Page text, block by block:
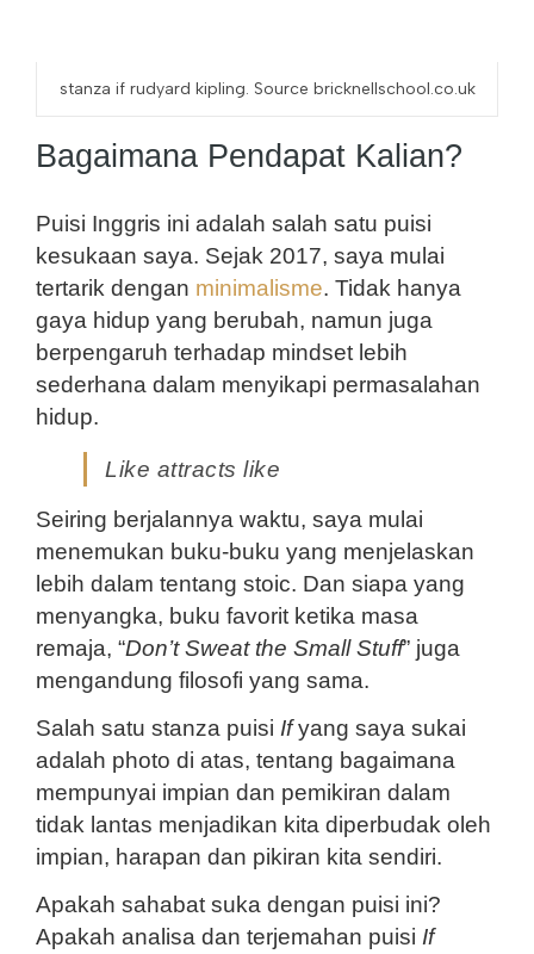
stanza if rudyard kipling. Source bricknellschool.co.uk
Bagaimana Pendapat Kalian?
Puisi Inggris ini adalah salah satu puisi
kesukaan saya. Sejak 2017, saya mulai
tertarik dengan minimalisme. Tidak hanya
gaya hidup yang berubah, namun juga
berpengaruh terhadap mindset lebih
sederhana dalam menyikapi permasalahan
hidup.
Like attracts like
Seiring berjalannya waktu, saya mulai
menemukan buku-buku yang menjelaskan
lebih dalam tentang stoic. Dan siapa yang
menyangka, buku favorit ketika masa
remaja, “Don’t Sweat the Small Stuff” juga
mengandung filosofi yang sama.
Salah satu stanza puisi If yang saya sukai
adalah photo di atas, tentang bagaimana
mempunyai impian dan pemikiran dalam
tidak lantas menjadikan kita diperbudak oleh
impian, harapan dan pikiran kita sendiri.
Apakah sahabat suka dengan puisi ini?
Apakah analisa dan terjemahan puisi If